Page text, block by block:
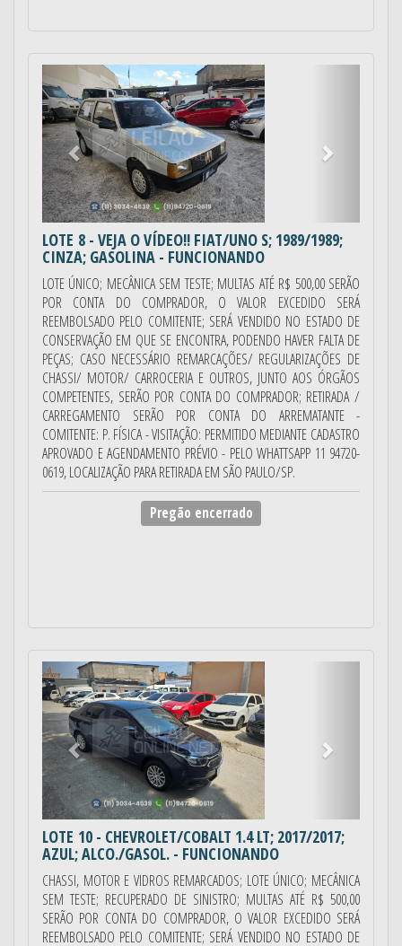
Anterior
LOTE 8 - VEJA O VÍDEO!! FIAT/UNO S; 1989/1989;
CINZA; GASOLINA - FUNCIONANDO
LOTE ÚNICO; MECÂNICA SEM TESTE; MULTAS ATÉ R$ 500,00 SERÃO
POR CONTA DO COMPRADOR, O VALOR EXCEDIDO SERÁ
REEMBOLSADO PELO COMITENTE; SERÁ VENDIDO NO ESTADO DE
CONSERVAÇÃO EM QUE SE ENCONTRA, PODENDO HAVER FALTA DE
PEÇAS; CASO NECESSÁRIO REMARCAÇÕES/ REGULARIZAÇÕES DE
CHASSI/ MOTOR/ CARROCERIA E OUTROS, JUNTO AOS ÓRGÃOS
COMPETENTES, SERÃO POR CONTA DO COMPRADOR; RETIRADA /
CARREGAMENTO SERÃO POR CONTA DO ARREMATANTE -
COMITENTE: P. FÍSICA - VISITAÇÃO: PERMITIDO MEDIANTE CADASTRO
APROVADO E AGENDAMENTO PRÉVIO - PELO WHATTSAPP 11 94720-
0619, LOCALIZAÇÃO PARA RETIRADA EM SÃO PAULO/SP.
Pregão encerrado
Anterior
LOTE 10 - CHEVROLET/COBALT 1.4 LT; 2017/2017;
AZUL; ALCO./GASOL. - FUNCIONANDO
CHASSI, MOTOR E VIDROS REMARCADOS; LOTE ÚNICO; MECÂNICA
SEM TESTE; RECUPERADO DE SINISTRO; MULTAS ATÉ R$ 500,00
SERÃO POR CONTA DO COMPRADOR, O VALOR EXCEDIDO SERÁ
REEMBOLSADO PELO COMITENTE; SERÁ VENDIDO NO ESTADO DE